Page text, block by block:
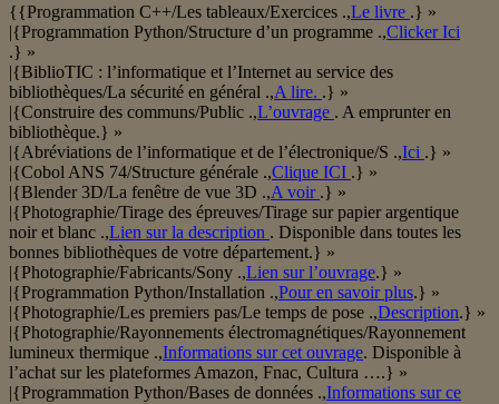
{{Programmation C++/Les tableaux/Exercices .,Le livre .} »
|{Programmation Python/Structure d’un programme .,Clicker Ici
.} »
|{BiblioTIC : l’informatique et l’Internet au service des
bibliothèques/La sécurité en général .,A lire. .} »
|{Construire des communs/Public .,L’ouvrage . A emprunter en
bibliothèque.} »
|{Abréviations de l’informatique et de l’électronique/S .,Ici .} »
|{Cobol ANS 74/Structure générale .,Clique ICI .} »
|{Blender 3D/La fenêtre de vue 3D .,A voir .} »
|{Photographie/Tirage des épreuves/Tirage sur papier argentique
noir et blanc .,Lien sur la description . Disponible dans toutes les
bonnes bibliothèques de votre département.} »
|{Photographie/Fabricants/Sony .,Lien sur l’ouvrage.} »
|{Programmation Python/Installation .,Pour en savoir plus.} »
|{Photographie/Les premiers pas/Le temps de pose .,Description.} »
|{Photographie/Rayonnements électromagnétiques/Rayonnement
lumineux thermique .,Informations sur cet ouvrage. Disponible à
l’achat sur les plateformes Amazon, Fnac, Cultura ….} »
|{Programmation Python/Bases de données .,Informations sur ce